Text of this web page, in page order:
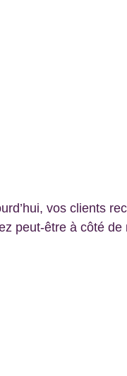
vos clients
peut-être à côté